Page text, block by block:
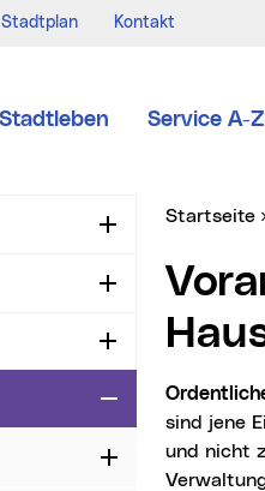
Stadtplan Kontakt
Stadtleben Service A-Z
Aufklappen
Aufklappen
Aufklappen
Zuklappen
Aufklappen
Sie sind
Startseite
Voranschlag 2016 - Ordentlicher
sind jene
und nicht